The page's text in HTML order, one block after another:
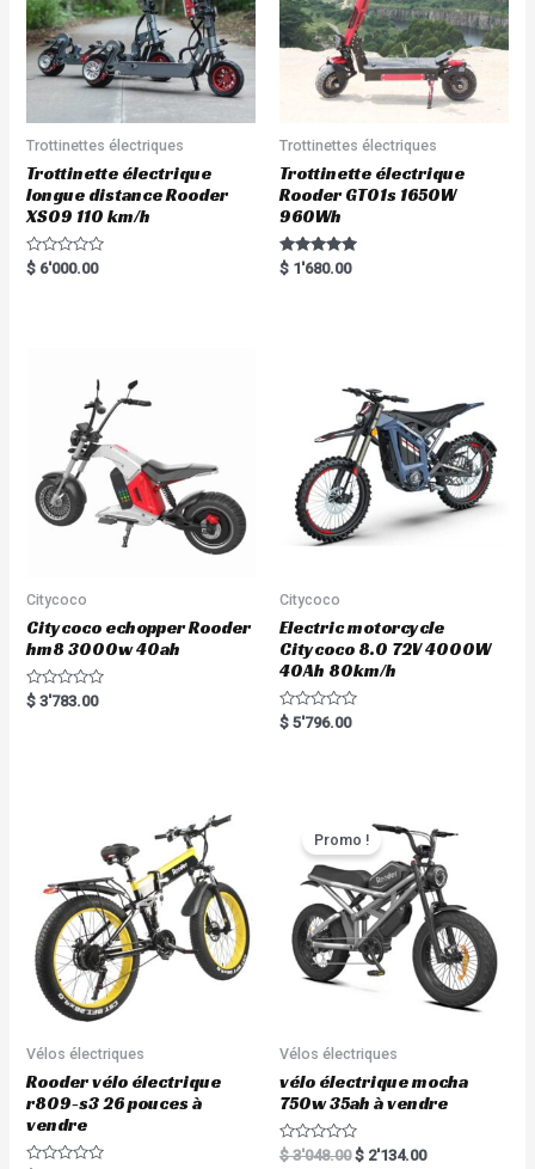
Trottinettes électriques
Trottinette électrique
longue distance Rooder
XS09 110 km/h
R
a
$ 6'000.00
Trottinettes électriques
Trottinette électrique
Rooder GT01s 1650W
960Wh
Rated
5.00
$ 1'680.00
Citycoco
Citycoco echopper Rooder
hm8 3000w 40ah
R
a
$ 3'783.00
Citycoco
Electric motorcycle
Citycoco 8.0 72V 4000W
40Ah 80km/h
R
a
$ 5'796.00
Vélos électriques
Rooder vélo électrique
r809-s3 26 pouces à
vendre
Promo !
Vélos électriques
vélo électrique mocha
750w 35ah à vendre
R
$3'048.00 $ 2'134.00